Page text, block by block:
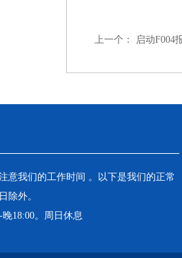
上一个： 启动F004
意我们的工作时间 。以下是我们的正常
除外。
18:00。周日休息